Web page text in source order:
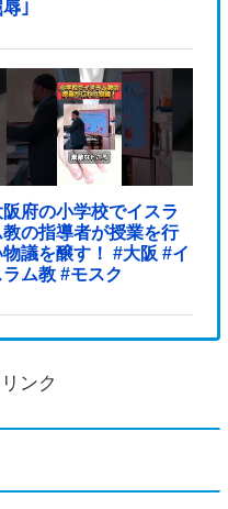
辱｣
阪府の小学校でイスラ
教の指導者が授業を行
議を醸す！ #大阪 #イ
ラム教 #モスク
ンク